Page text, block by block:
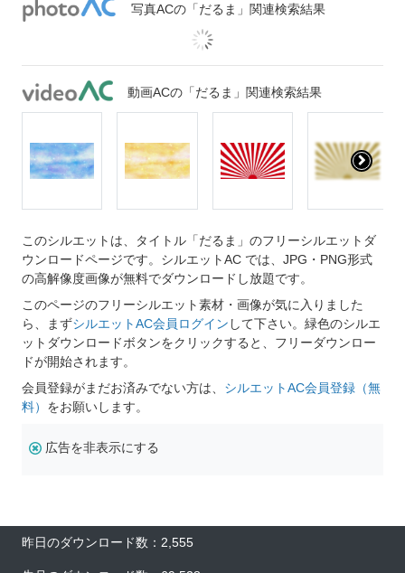
写真ACの「だるま」関連検索結果
動画ACの「だるま」関連検索結果
このシルエットは、タイトル「だるま」のフリーシルエットダ
ウンロードページです。シルエットAC では、JPG・PNG形式
の高解像度画像が無料でダウンロードし放題です。
このページのフリーシルエット素材・画像が気に入りました
ら、まずシルエットAC会員ログイン して下さい。緑色のシルエ
ットダウンロードボタンをクリックすると、フリーダウンロー
ドが開始されます。
会員登録がまだお済みでない方は、 シルエットAC会員登録（無
料） をお願いします。
広告を非表示にする
昨日のダウンロード数：2,555